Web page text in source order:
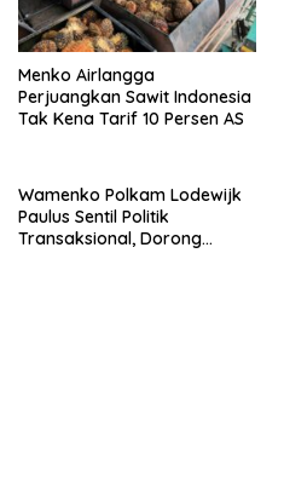
Menko Airlangga
Perjuangkan Sawit Indonesia
Tak Kena Tarif 10 Persen AS
Wamenko Polkam Lodewijk
Paulus Sentil Politik
Transaksional, Dorong